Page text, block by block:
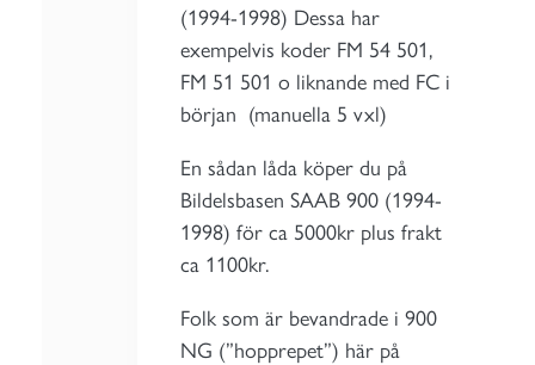
(1994-1998) Dessa har
exempelvis koder FM 54 501,
FM 51 501 o liknande med FC i
början (manuella 5 vxl)
En sådan låda köper du på
Bildelsbasen SAAB 900 (1994-
1998) för ca 5000kr plus frakt
ca 1100kr.
Folk som är bevandrade i 900
NG (”hopprepet”) här på